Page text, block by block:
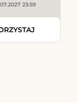
23:59